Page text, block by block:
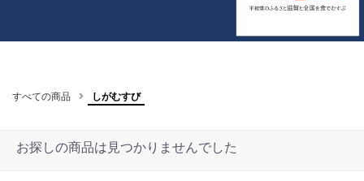
すべての商品 しがむすび
お探しの商品は見つかりませんでした